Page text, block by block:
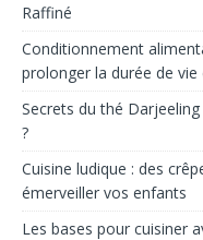
Raffiné
Conditionnement
prolonger la durée de
Secrets du thé
?
Cuisine ludique : des
émerveiller vos enfants
Les bases pour cuisiner